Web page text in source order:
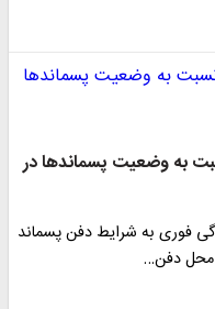
به وضعیت پسماندها در
فوری به شرایط دفن پسماند
محل دفن…